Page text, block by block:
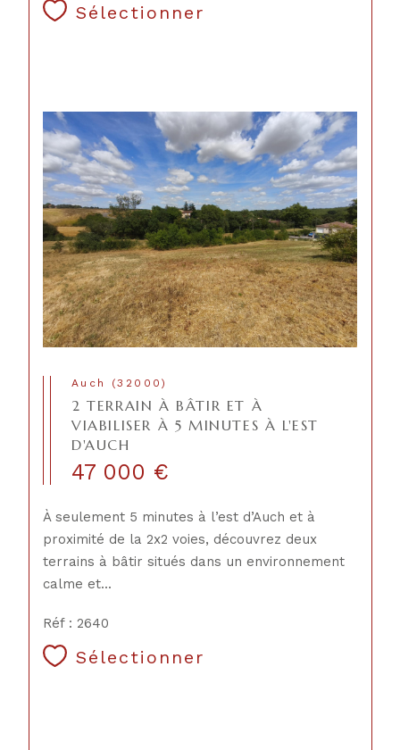
Sélectionner
Auch (32000)
2 TERRAIN À BÂTIR ET À
VIABILISER À 5 MINUTES À L'EST
D'AUCH
47 000 €
À seulement 5 minutes à l’est d’Auch et à
proximité de la 2x2 voies, découvrez deux
terrains à bâtir situés dans un environnement
calme et...
Réf : 2640
Sélectionner